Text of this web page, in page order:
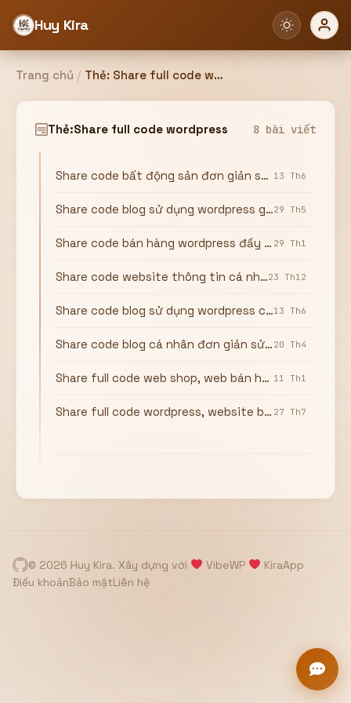
Huy Kira
ZALO ADMIN
Đăng nhập Đăng ký
Bạn cần đăng nhập để sử dụng Website!
Mật khẩu
Trang chủ / Thẻ: Share full code wordpress
Thẻ:Share full code wordpress 8 bài viết
Share code bất động sản đơn giản sử dụng wordpress 13 Th6
Share code blog sử dụng wordpress giống dear.vn29 Th5
Share code bán hàng wordpress đầy đủ chức năng 29 Th1
Share code website thông tin cá nhân sử dụng wordpress23 Th12
Share code blog sử dụng wordpress cực đẹp13 Th6
Share code blog cá nhân đơn giản sử dụng wordpress 20 Th4
Share full code web shop, web bán hàng sử dụng wordpress 11 Th1
Share full code wordpress, website bán mật ong 27 Th7
© 2026 Huy Kira. Xây dựng với VibeWP
KiraApp
Điều khoảnBảo mậtLiên hệ